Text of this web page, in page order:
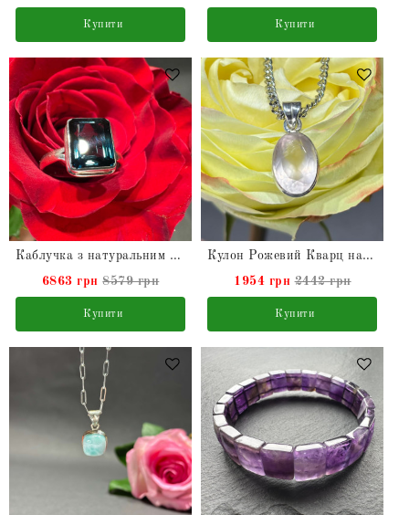
Купити Купити
Каблучка з натуральним London Blue Топазом зі срібла
6863 грн 8579 грн
Купити
Кулон Рожевий Кварц натуральний у сріблі
1954 грн 2442 грн
Купити